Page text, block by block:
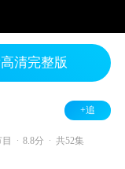
清完整版
+追
8.8分 共52集